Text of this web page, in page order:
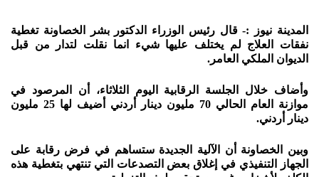
المدينة نيوز :- قال رئيس الوزراء الدكتور بشر الخصاونة تغطية
نفقات العلاج لم يختلف عليها شيء انما نقلت لتدار من قبل
الديوان الملكي العامر.
وأضاف خلال الجلسة الرقابية اليوم الثلاثاء، أن المرصود في
موازنة العام الحالي 70 مليون دينار أردني أضيف لها 25 مليون
دينار أردني.
وبين الخصاونة أن الآلية الجديدة ستساهم في فرض رقابة على
الجهاز التنفيذي في إغلاق بعض التصدعات التي تنتهي بتغطية هذه